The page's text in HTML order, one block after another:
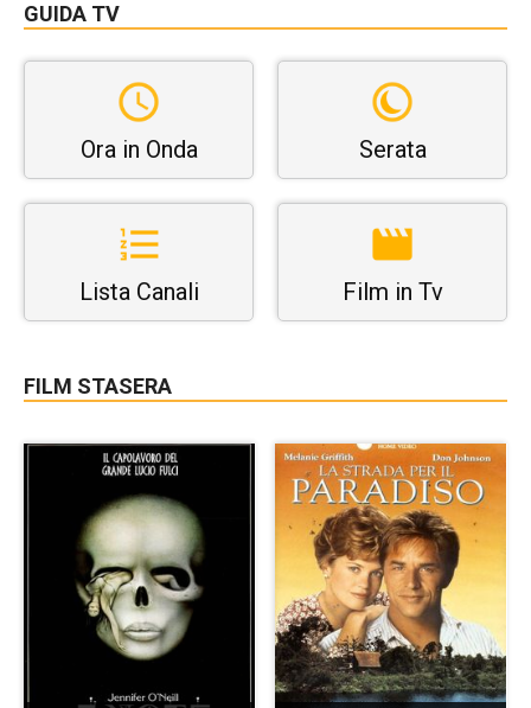
GUIDA TV
Ora in Onda Serata
Lista Canali Film in Tv
FILM STASERA